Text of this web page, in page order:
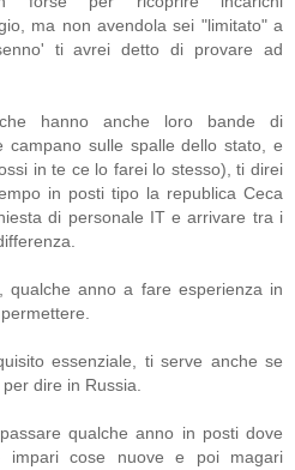
ma non avendola sei "limitato" a
ti avrei detto di provare ad
hanno anche loro bande di
campano sulle spalle dello stato, e
in te ce lo farei lo stesso), ti direi
in posti tipo la republica Ceca
di personale IT e arrivare tra i
qualche anno a fare esperienza in
essenziale, ti serve anche se
dire in Russia.
qualche anno in posti dove
impari cose nuove e poi magari